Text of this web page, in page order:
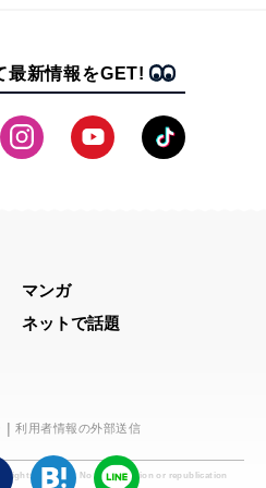
最新情報をGET!
rights reserved. No reproduction or republication
マンガ
ネットで話題
利用者情報の外部送信